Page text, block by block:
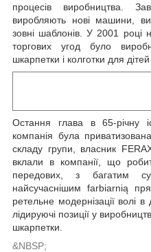
процесів виробництва.
виробляють нові машини,
зовні шаблонів. У 2001 році
торгових угод було
шкарпетки і колготки для дітей
Остання глава в 65-річну
компанія була
складу групи, власник
вклали в компанії, що
передових, з багатим
найсучаснішим farbiarnią
ретельне модернізації волі
лідируючі позиції у
шкарпетки.
&NBSP;